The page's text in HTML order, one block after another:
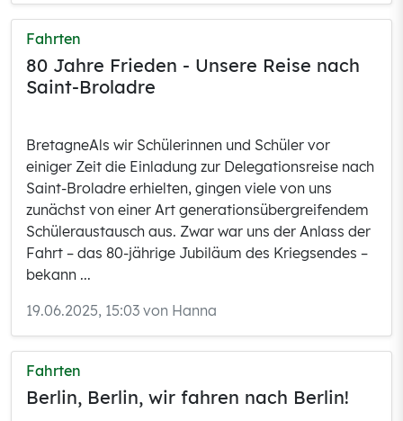
Fahrten
80 Jahre Frieden - Unsere Reise nach
Saint-Broladre
BretagneAls wir Schülerinnen und Schüler vor
einiger Zeit die Einladung zur Delegationsreise nach
Saint-Broladre erhielten, gingen viele von uns
zunächst von einer Art generationsübergreifendem
Schüleraustausch aus. Zwar war uns der Anlass der
Fahrt – das 80-jährige Jubiläum des Kriegsendes –
bekann ...
19.06.2025, 15:03 von Hanna
Fahrten
Berlin, Berlin, wir fahren nach Berlin!